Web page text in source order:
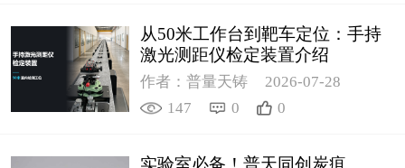
从50米工作台到靶车定位：手持
激光测距仪检定装置介绍
作者：普量天铸
2026-07-28
147
0 0